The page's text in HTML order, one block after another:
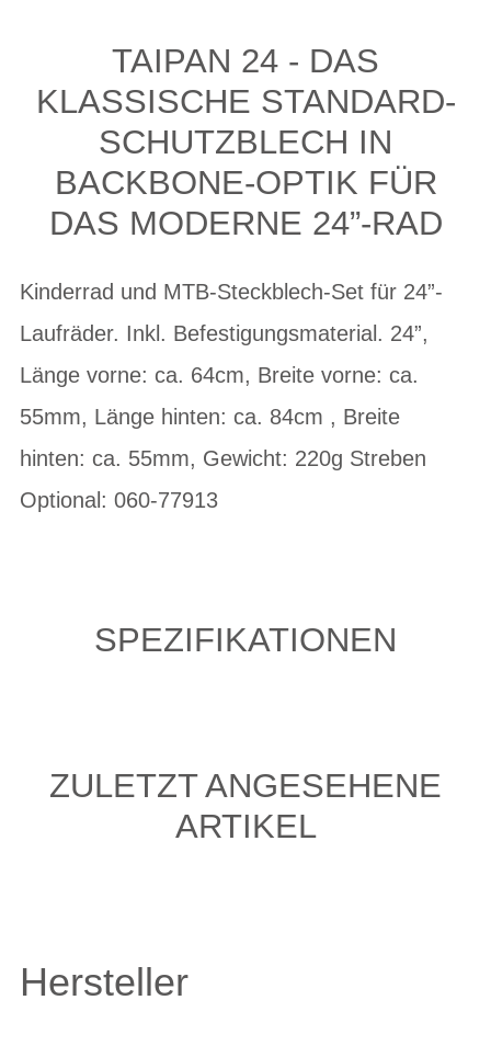
TAIPAN 24 - DAS
KLASSISCHE STANDARD-
SCHUTZBLECH IN
BACKBONE-OPTIK FÜR
DAS MODERNE 24”-RAD
Kinderrad und MTB-Steckblech-Set für 24”-
Laufräder. Inkl. Befestigungsmaterial. 24”,
Länge vorne: ca. 64cm, Breite vorne: ca.
55mm, Länge hinten: ca. 84cm , Breite
hinten: ca. 55mm, Gewicht: 220g Streben
Optional: 060-77913
SPEZIFIKATIONEN
ZULETZT ANGESEHENE
ARTIKEL
Hersteller